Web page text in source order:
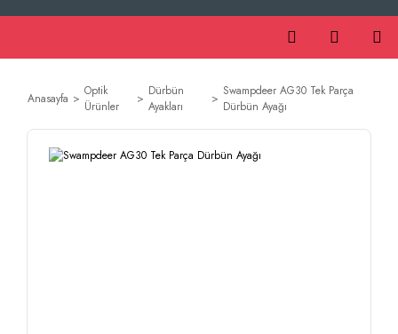
Anasayfa
Optik
Ürünler
Dürbün
Ayakları
Swampdeer AG30 Tek Parça
Dürbün Ayağı